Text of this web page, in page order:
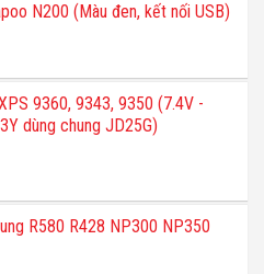
N200 (Màu đen, kết nối USB)
9360, 9343, 9350 (7.4V -
dùng chung JD25G)
R580 R428 NP300 NP350